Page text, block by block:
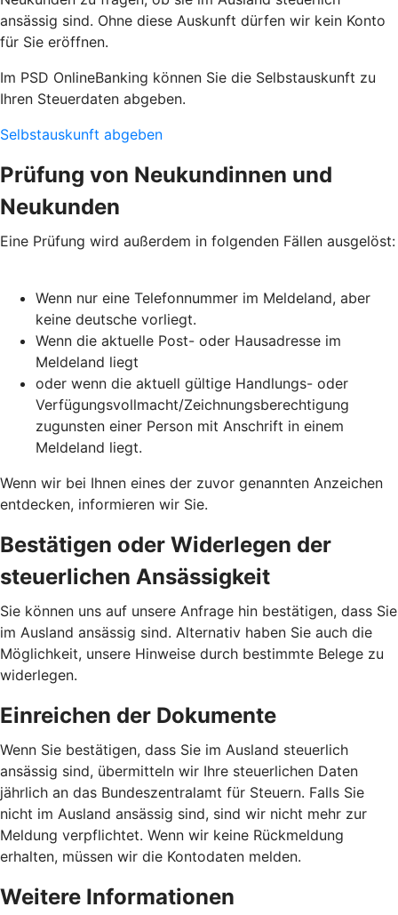
ansässig sind. Ohne diese Auskunft dürfen wir kein Konto
für Sie eröffnen.
Im PSD OnlineBanking können Sie die Selbstauskunft zu
Ihren Steuerdaten abgeben.
Selbstauskunft abgeben
Prüfung von Neukundinnen und
Neukunden
Eine Prüfung wird außerdem in folgenden Fällen ausgelöst:
Wenn nur eine Telefonnummer im Meldeland, aber
keine deutsche vorliegt.
Wenn die aktuelle Post- oder Hausadresse im
Meldeland liegt
oder wenn die aktuell gültige Handlungs- oder
Verfügungsvollmacht/Zeichnungsberechtigung
zugunsten einer Person mit Anschrift in einem
Meldeland liegt.
Wenn wir bei Ihnen eines der zuvor genannten Anzeichen
entdecken, informieren wir Sie.
Bestätigen oder Widerlegen der
steuerlichen Ansässigkeit
Sie können uns auf unsere Anfrage hin bestätigen, dass Sie
im Ausland ansässig sind. Alternativ haben Sie auch die
Möglichkeit, unsere Hinweise durch bestimmte Belege zu
widerlegen.
Einreichen der Dokumente
Wenn Sie bestätigen, dass Sie im Ausland steuerlich
ansässig sind, übermitteln wir Ihre steuerlichen Daten
jährlich an das Bundeszentralamt für Steuern. Falls Sie
nicht im Ausland ansässig sind, sind wir nicht mehr zur
Meldung verpflichtet. Wenn wir keine Rückmeldung
erhalten, müssen wir die Kontodaten melden.
Weitere Informationen